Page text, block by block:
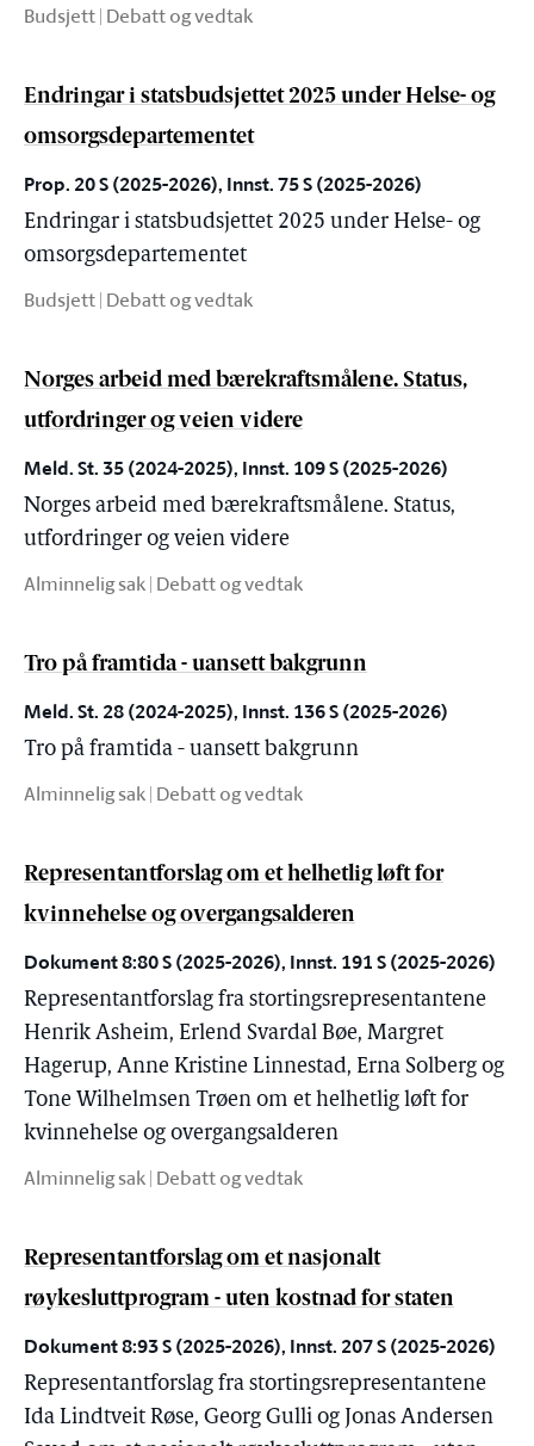
Budsjett | Debatt og vedtak
Endringar i statsbudsjettet 2025 under Helse- og
omsorgsdepartementet
Prop. 20 S (2025-2026), Innst. 75 S (2025-2026)
Endringar i statsbudsjettet 2025 under Helse- og
omsorgsdepartementet
Budsjett | Debatt og vedtak
Norges arbeid med bærekraftsmålene. Status,
utfordringer og veien videre
Meld. St. 35 (2024-2025), Innst. 109 S (2025-2026)
Norges arbeid med bærekraftsmålene. Status,
utfordringer og veien videre
Alminnelig sak | Debatt og vedtak
Tro på framtida - uansett bakgrunn
Meld. St. 28 (2024-2025), Innst. 136 S (2025-2026)
Tro på framtida - uansett bakgrunn
Alminnelig sak | Debatt og vedtak
Representantforslag om et helhetlig løft for
kvinnehelse og overgangsalderen
Dokument 8:80 S (2025-2026), Innst. 191 S (2025-2026)
Representantforslag fra stortingsrepresentantene
Henrik Asheim, Erlend Svardal Bøe, Margret
Hagerup, Anne Kristine Linnestad, Erna Solberg og
Tone Wilhelmsen Trøen om et helhetlig løft for
kvinnehelse og overgangsalderen
Alminnelig sak | Debatt og vedtak
Representantforslag om et nasjonalt
røykesluttprogram - uten kostnad for staten
Dokument 8:93 S (2025-2026), Innst. 207 S (2025-2026)
Representantforslag fra stortingsrepresentantene
Ida Lindtveit Røse, Georg Gulli og Jonas Andersen